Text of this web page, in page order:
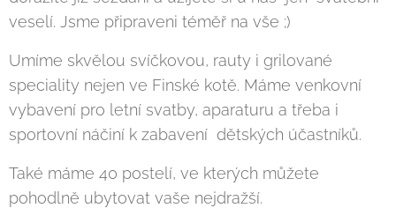
veselí. Jsme připraveni téměř na vše ;)
Umíme skvělou svíčkovou, rauty i grilované
speciality nejen ve Finské kotě. Máme venkovní
vybavení pro letní svatby, aparaturu a třeba i
sportovní náčiní k zabavení dětských účastníků.
Také máme 40 postelí, ve kterých můžete
pohodlně ubytovat vaše nejdražší.